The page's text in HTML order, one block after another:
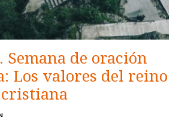
Semana de oración
Los valores del reino